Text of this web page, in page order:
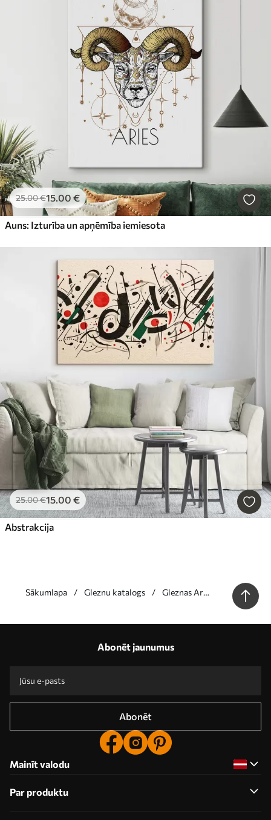
25.00€15.00 €
Auns: Izturība un apņēmība iemiesota
25.00€15.00 €
Abstrakcija
Sākumlapa Gleznu katalogs
Gleznas Ar
Abonēt jaunumus
Abonēt
Mainīt valodu
Par produktu